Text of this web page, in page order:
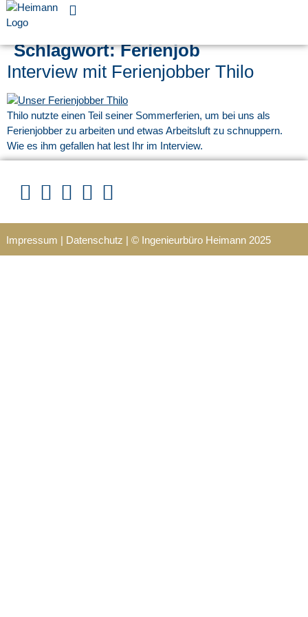
Schlagwort:Ferienjob
Interview mit Ferienjobber Thilo
Thilo nutzte einen Teil seiner Sommerferien, um bei uns als
Ferienjobber zu arbeiten und etwas Arbeitsluft zu schnuppern.
Wie es ihm gefallen hat lest Ihr im Interview.
Impressum | Datenschutz | © Ingenieurbüro Heimann 2025